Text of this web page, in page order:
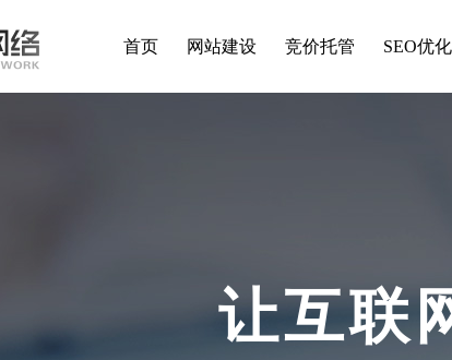
首页 网站建设 竞价托管 SEO优化
让互联